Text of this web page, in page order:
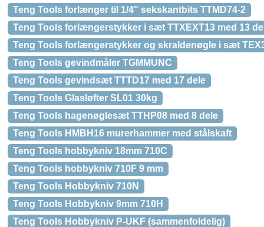
Teng Tools forlænger til 1/4″ sekskantbits TTMD74-2
Teng Tools forlængerstykker i sæt TTXEXT13 med 13
Teng Tools forlængerstykker og skraldenøgle i sæt
Teng Tools gevindmåler TGMMUNC
Teng Tools gevindsæt TTTD17 med 17 dele
Teng Tools Glasløfter SL01 30kg
Teng Tools hagenøglesæt TTHP08 med 8 dele
Teng Tools HMBH16 murerhammer med stålskaft
Teng Tools hobbykniv 18mm 710C
Teng Tools hobbykniv 710F 9 mm
Teng Tools Hobbykniv 710N
Teng Tools Hobbykniv 9mm 710H
Teng Tools Hobbykniv P-UKF (sammenfoldelig)